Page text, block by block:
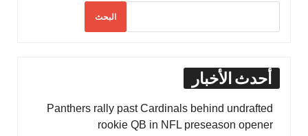
البحث
أحدث الأخبار
Panthers rally past Cardinals behind undrafted
rookie QB in NFL preseason opener